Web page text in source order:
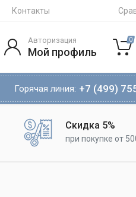
Контакты
Горячая линия: +7 (499)
Авторизация
Мой профиль
0
Скидка 5%
при покупке от